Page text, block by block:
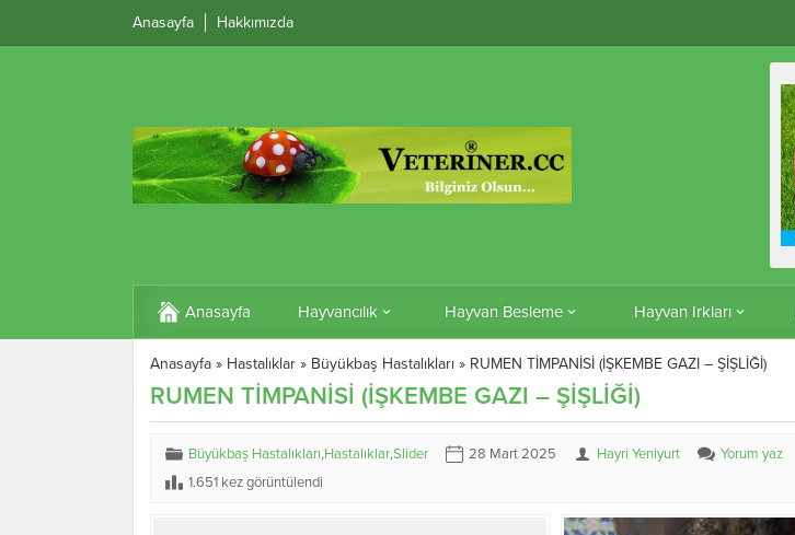
Anasayfa Hakkımızda
Anasayfa Hayvancılık Hayvan Besleme Hayvan Irkları
Anasayfa » Hastalıklar » Büyükbaş Hastalıkları » RUMEN TİMPANİSİ (İŞKEMBE GAZI – ŞİŞLİĞİ)
RUMEN TİMPANİSİ (İŞKEMBE GAZI – ŞİŞLİĞİ)
Büyükbaş Hastalıkları,Hastalıklar,Slider 28 Mart 2025 Hayri Yeniyurt
Yorum yaz
1.651 kez görüntülendi